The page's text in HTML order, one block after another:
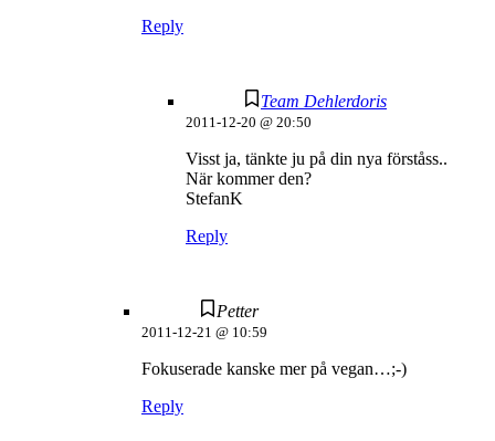
Reply
Team Dehlerdoris
2011-12-20 @ 20:50
Visst ja, tänkte ju på din nya förståss..
När kommer den?
StefanK
Reply
Petter
2011-12-21 @ 10:59
Fokuserade kanske mer på vegan…;-)
Reply